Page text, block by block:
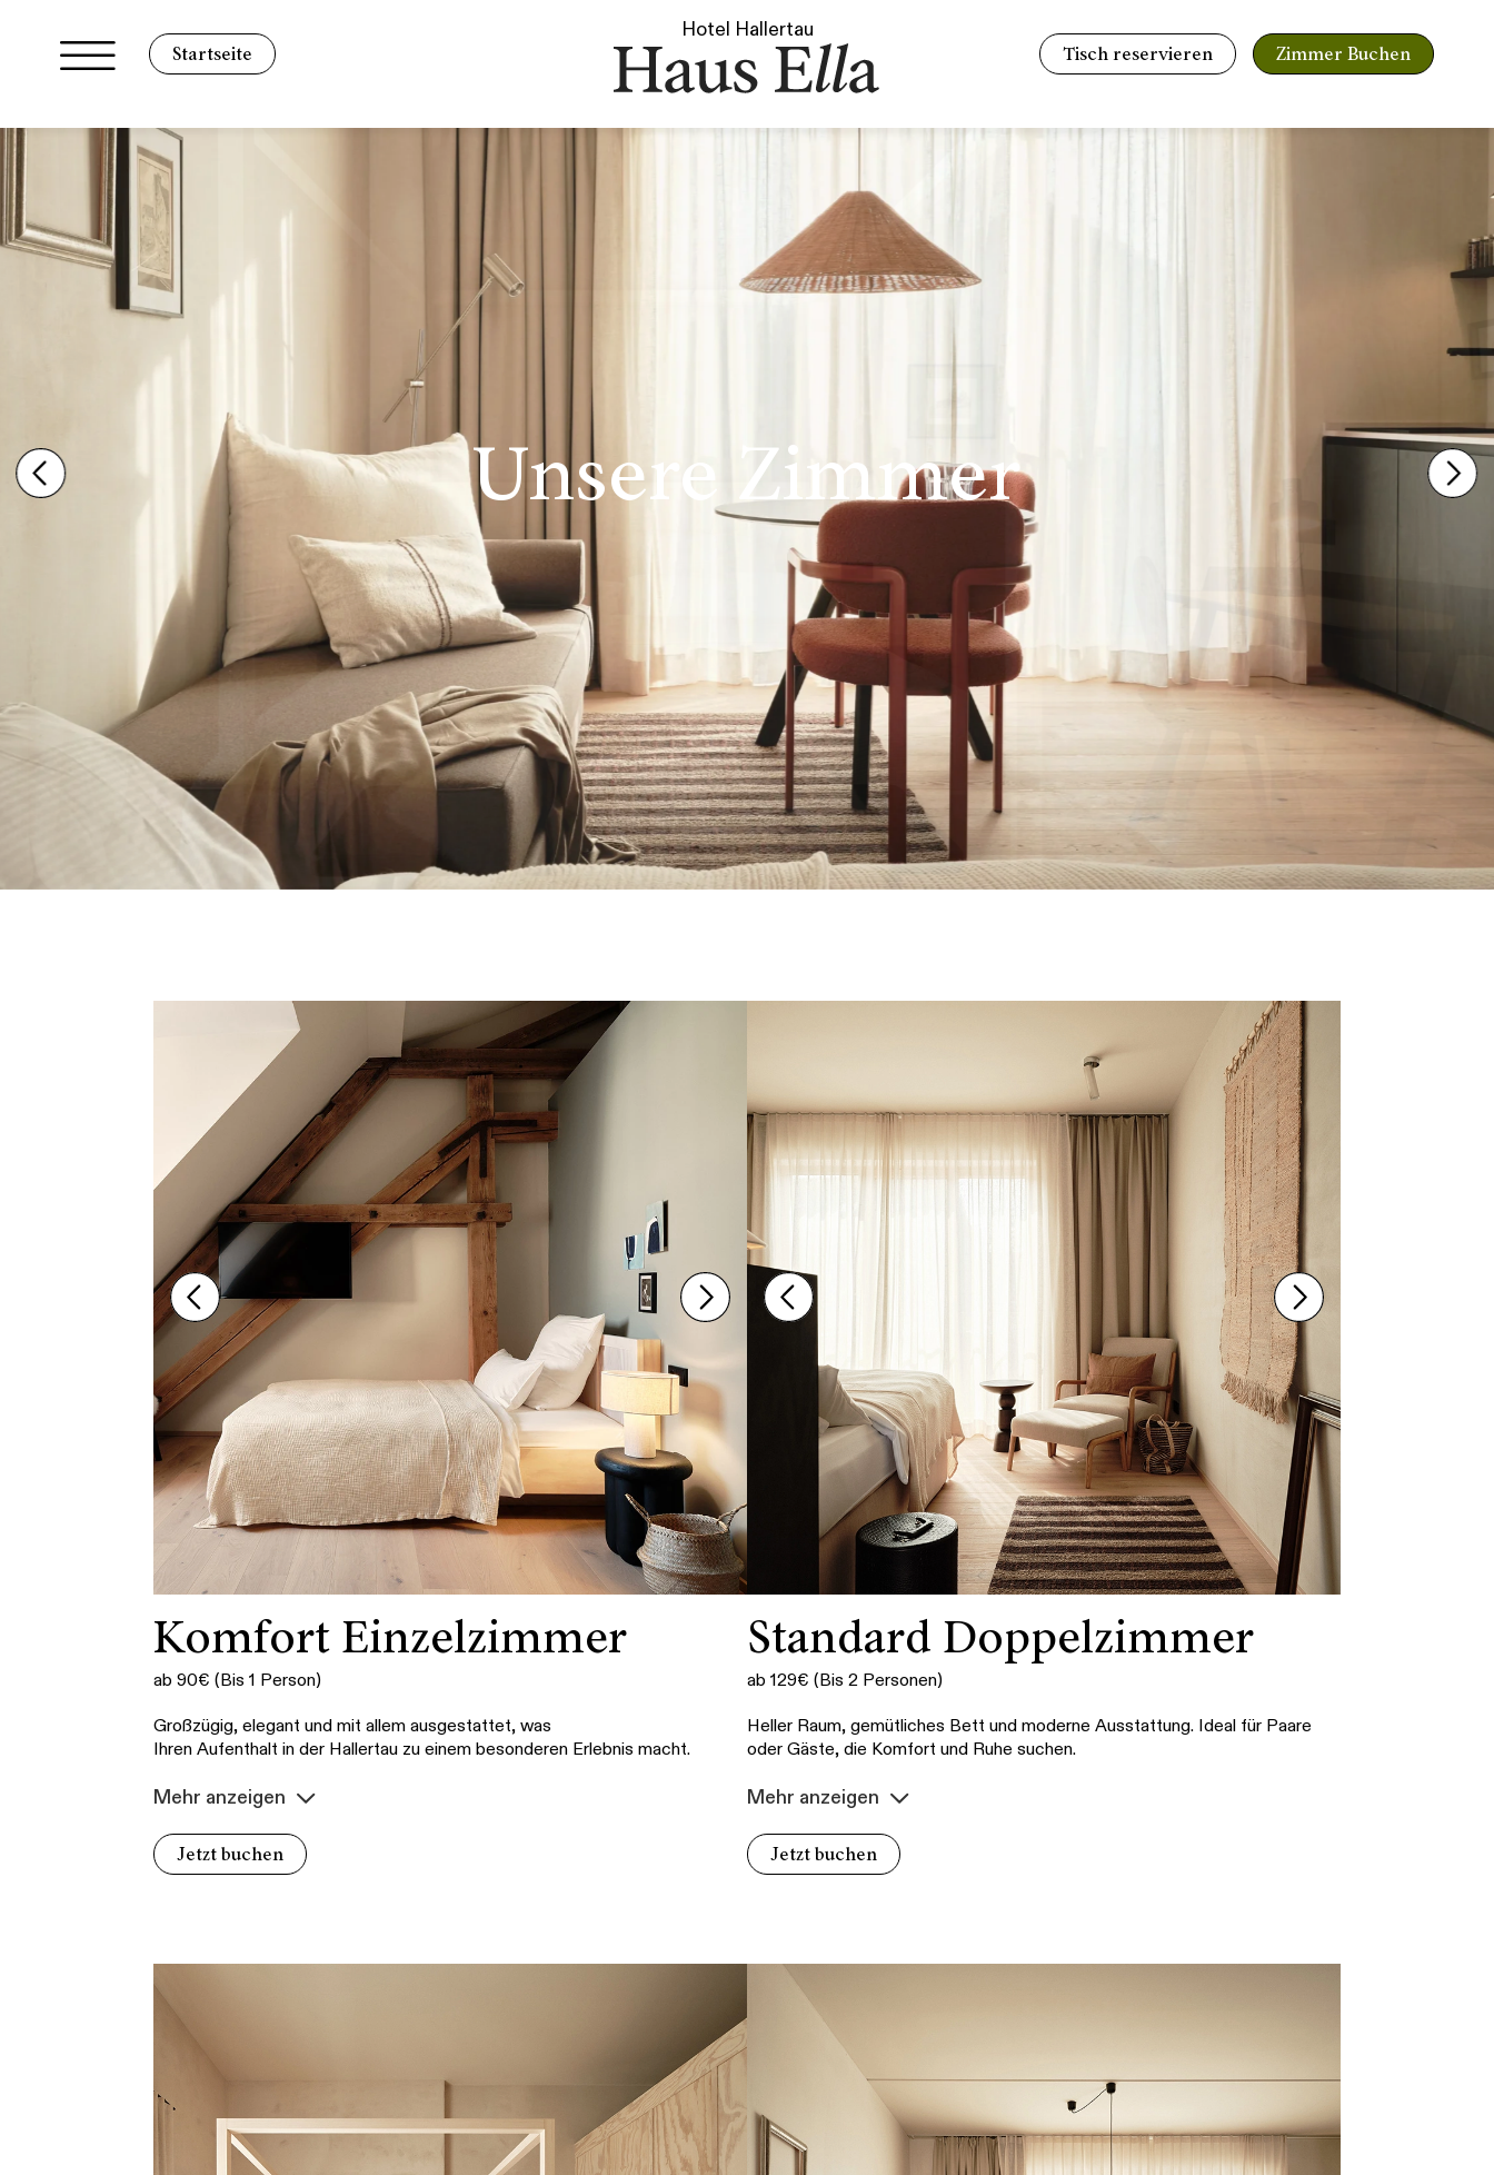
Startseite
Hotel Hallertau
Tisch reservieren Zimmer Buchen
Unsere Zimmer
Komfort Einzelzimmer
ab 90€ (Bis 1 Person)
Großzügig, elegant und mit allem ausgestattet, was
Ihren Aufenthalt in der Hallertau zu einem besonderen Erlebnis macht.
Mehr anzeigen
Jetzt buchen
Standard Doppelzimmer
ab 129€ (Bis 2 Personen)
Heller Raum, gemütliches Bett und moderne Ausstattung. Ideal für Paare
oder Gäste, die Komfort und Ruhe suchen.
Mehr anzeigen
Jetzt buchen